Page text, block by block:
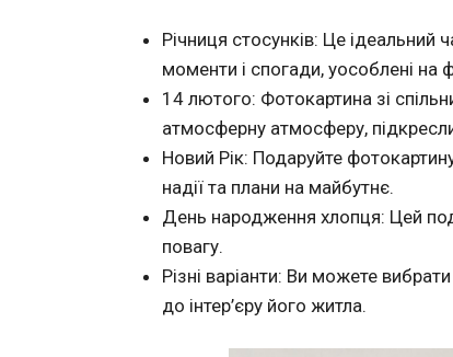
Річниця стосунків: Це ідеальний
моменти і спогади, уособлені на
14 лютого: Фотокартина зі
атмосферну атмосферу,
Новий Рік: Подаруйте
надії та плани на майбутнє.
День народження хлопця: Цей
повагу.
Різні варіанти: Ви можете
до інтер’єру його житла.